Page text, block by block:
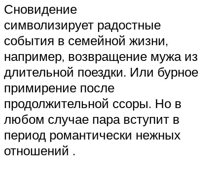
Сновидение
символизирует радостные
события в семейной жизни,
например, возвращение мужа из
длительной поездки. Или бурное
примирение после
продолжительной ссоры. Но в
любом случае пара вступит в
период романтически нежных
отношений .